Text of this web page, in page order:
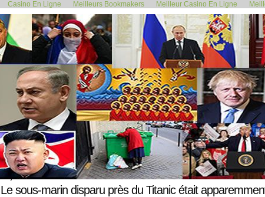
Casino En Ligne Meilleurs Bookmakers Meilleur Casino En Ligne
<< Droit d'asile : la justice... La France "persona
23 juin 2023
Le sous-marin disparu près du Titanic était